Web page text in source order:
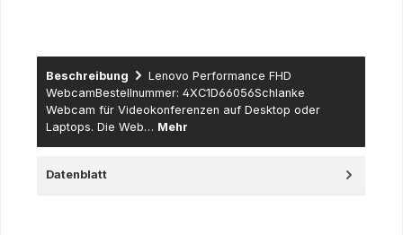
Beschreibung
Lenovo Performance FHD
WebcamBestellnummer: 4XC1D66056Schlanke
Webcam für Videokonferenzen auf Desktop oder
Laptops. Die Web… Mehr
Datenblatt